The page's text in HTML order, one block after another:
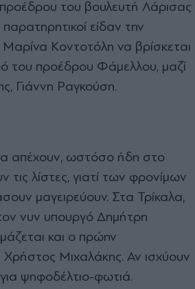
του βουλευτή Λάρισας
είδαν την
Μαρίνα Κοντοτόλη να βρίσκεται
του προέδρου Φάµελλου, µαζί
Γιάννη Ραγκούση.
απέχουν, ωστόσο ήδη στο
τις λίστες, γιατί των φρονίµων
µαγειρεύουν. Στα Τρίκαλα,
νυν υπουργό ∆ηµήτρη
και ο πρώην
Χρήστος Μιχαλάκης. Αν ισχύουν
ψηφοδέλτιο-φωτιά.